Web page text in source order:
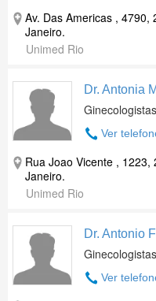
Av. Das Americas ,
Janeiro.
Unimed Rio
Dr. Antonia
Ginecologistas
Ver
Rua Joao Vicente ,
Janeiro.
Unimed Rio
Dr. Antonio
Ginecologistas
Ver